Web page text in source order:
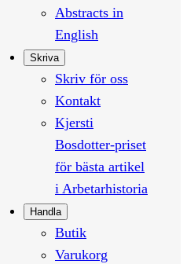
Abstracts in
English
Skriva
Skriv för oss
Kontakt
Kjersti
Bosdotter-priset
för bästa artikel
i Arbetarhistoria
Handla
Butik
Varukorg